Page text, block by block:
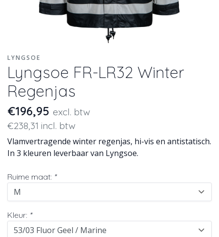
LYNGSOE
Lyngsoe FR-LR32 Winter
Regenjas
€196,95 excl. btw
€238,31 incl. btw
Vlamvertragende winter regenjas, hi-vis en antistatisch.
In 3 kleuren leverbaar van Lyngsoe.
Ruime maat: *
Kleur: *